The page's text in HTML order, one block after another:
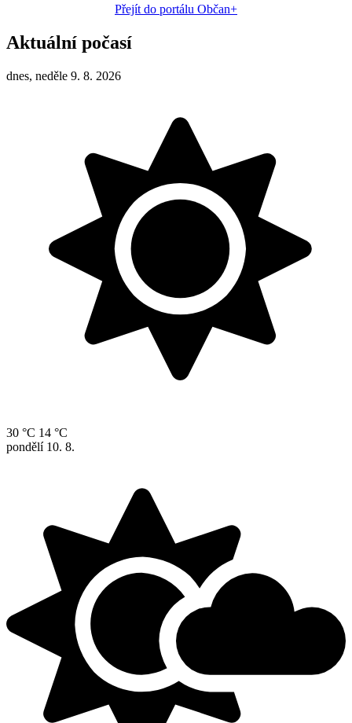
Přejít do portálu Občan+
Aktuální počasí
dnes, neděle 9. 8. 2026
30 °C 14 °C
pondělí 10. 8.